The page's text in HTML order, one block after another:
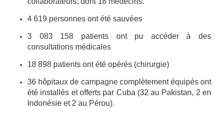
4 619 personnes ont été sauvées
3 083 158 patients ont pu accéder à des
consultations médicales
18 898 patients ont été opérés (chirurgie)
36 hôpitaux de campagne complètement équipés ont
été installés et offerts par Cuba (32 au Pakistan, 2 en
Indonésie et 2 au Pérou).